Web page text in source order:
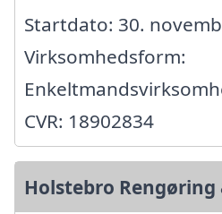
Startdato: 30.
Virksomhedsform:
CVR: 18902834
Holstebro Rengøring